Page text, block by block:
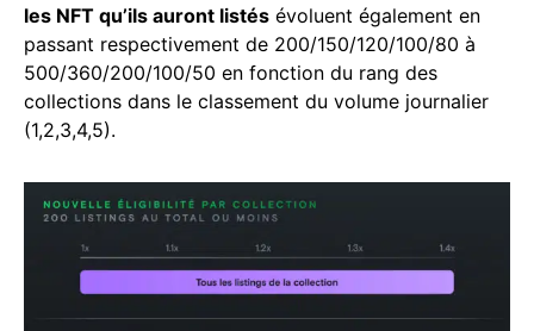
les NFT qu’ils auront listés évoluent également en
passant respectivement de 200/150/120/100/80 à
500/360/200/100/50 en fonction du rang des
collections dans le classement du volume journalier
(1,2,3,4,5).